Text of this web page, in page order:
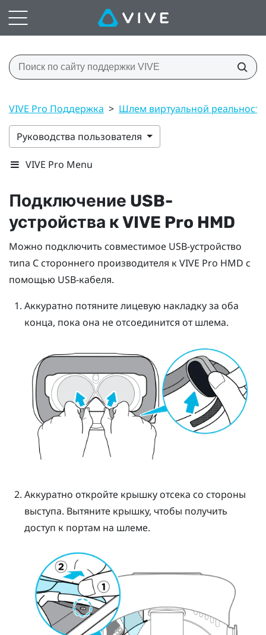
VIVE Pro Поддержка > Шлем виртуальной
Руководства пользователя
VIVE Pro Menu
Подключение USB-
устройства кVIVE Pro HMD
Можно подключить совместимое USB-устройство
типа C стороннего производителя к VIVE Pro HMD с
помощью USB-кабеля.
Аккуратно потяните лицевую накладку за оба
конца, пока она не отсоединится от шлема.
Аккуратно откройте крышку отсека со стороны
выступа. Вытяните крышку, чтобы получить
доступ к портам на шлеме.